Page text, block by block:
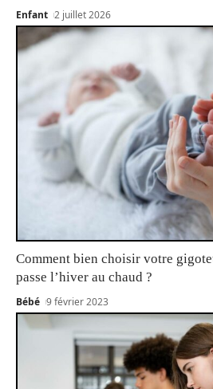
Enfant 2 juillet 2026
Comment bien choisir votre
passe l’hiver au chaud ?
Bébé 9 février 2023